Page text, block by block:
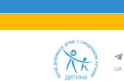
content
UA